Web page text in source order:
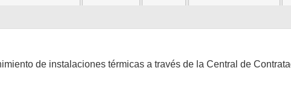
de instalaciones térmicas a través de la Central de